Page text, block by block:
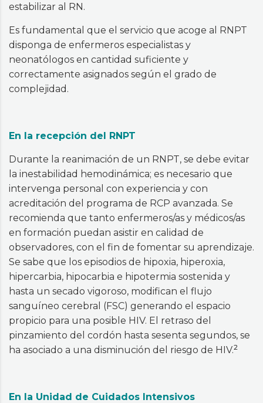
estabilizar al RN.
Es fundamental que el servicio que acoge al RNPT
disponga de enfermeros especialistas y
neonatólogos en cantidad suficiente y
correctamente asignados según el grado de
complejidad.
En la recepción del RNPT
Durante la reanimación de un RNPT, se debe evitar
la inestabilidad hemodinámica; es necesario que
intervenga personal con experiencia y con
acreditación del programa de RCP avanzada. Se
recomienda que tanto enfermeros/as y médicos/as
en formación puedan asistir en calidad de
observadores, con el fin de fomentar su aprendizaje.
Se sabe que los episodios de hipoxia, hiperoxia,
hipercarbia, hipocarbia e hipotermia sostenida y
hasta un secado vigoroso, modifican el flujo
sanguíneo cerebral (FSC) generando el espacio
propicio para una posible HIV. El retraso del
pinzamiento del cordón hasta sesenta segundos, se
ha asociado a una disminución del riesgo de HIV.2
En la Unidad de Cuidados Intensivos